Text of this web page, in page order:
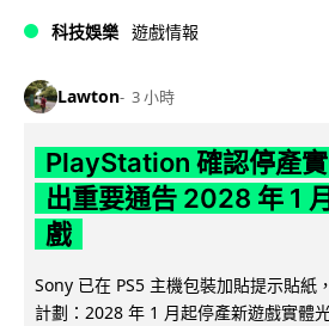
科技娛樂 遊戲情報
Lawton 3 小時
PlayStation 確認停產
出重要通告 2028 年 1
戲
Sony 已在 PS5 主機包裝加貼提示貼紙
計劃：2028 年 1 月起停產新遊戲實體